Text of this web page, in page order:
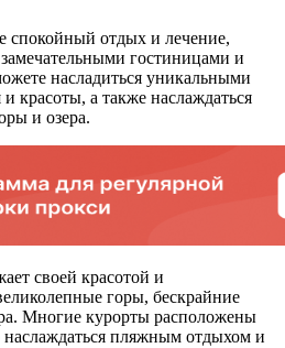
спокойный отдых и лечение,
гостиницами и
насладиться уникальными
красоты, а также наслаждаться
и озера.
своей красотой и
горы, бескрайние
Многие курорты расположены
пляжным отдыхом и